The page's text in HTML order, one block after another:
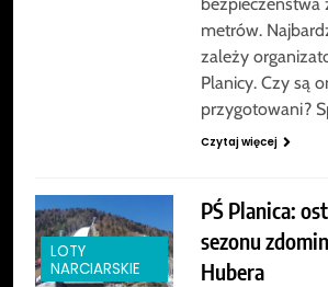
metrów.
zależy
Planicy. Czy są
przygotowani?
Czytaj więcej
LOTY
NARCIARSKIE
PŚ Planica:
sezonu
Hubera